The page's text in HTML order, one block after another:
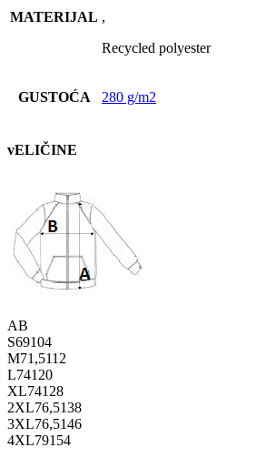
MATERIJAL ,
Recycled polyester
GUSTOĆA 280 g/m2
vELIČINE
AB
S69104
M71,5112
L74120
XL74128
2XL76,5138
3XL76,5146
4XL79154